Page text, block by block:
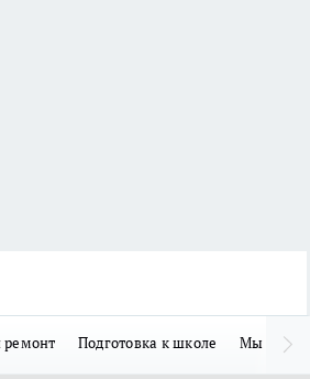
ремонт Подготовка к школе Мы в MAX